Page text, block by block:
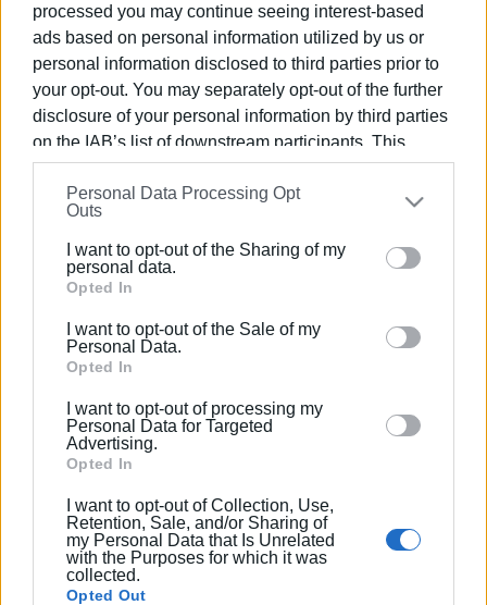
processed you may continue seeing interest-based
ads based on personal information utilized by us or
personal information disclosed to third parties prior to
your opt-out. You may separately opt-out of the further
disclosure of your personal information by third parties
on the IAB’s list of downstream participants. This
information may also be disclosed by us to third parties
on theIAB’s List of Downstream Participants
that may
further disclose it to other third parties.
Please note that this website/app uses one or more
Google services and may gather and store information
behaviour. You may click to grant or deny consent to
Google and its third-party tags to use your data for
section.
Personal Data Processing Opt
Outs
I want to opt-out of the Sharing of my
personal data.
Opted In
I want to opt-out of the Sale of my
Personal Data.
Opted In
I want to opt-out of processing my
Personal Data for Targeted
Advertising.
Opted In
I want to opt-out of Collection, Use,
Retention, Sale, and/or Sharing of
my Personal Data that Is Unrelated
with the Purposes for which it was
collected.
Opted Out
Εμφανίσεις: 823
ΕΛΕΝΗ ΚΟΡΩΝΑΚΗ
Εργάζεται στις Εκδόσεις Ενημέρωση από το
1990 σε θέσεις υψηλής ευθύνης. Ειδικεύεται στις
δημόσιες σχέσεις, το ελεύθερο και το
καλλιτεχνικό ρεπορτάζ.
Ακολουθήστε το enimerosi στο
Συνδρομητές στο e-paper